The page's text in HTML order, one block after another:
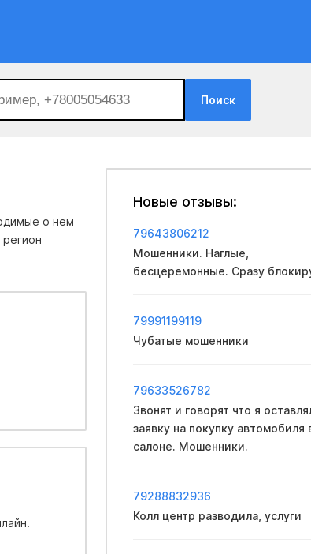
Поиск
о нем
Новые отзывы:
79643806212
Мошенники. Наглые,
бесцеремонные. Сразу
79991199119
Чубатые мошенники
79633526782
Звонят и говорят что я
заявку на покупку автомобиля
салоне. Мошенники.
79288832936
Колл центр разводила, услуги